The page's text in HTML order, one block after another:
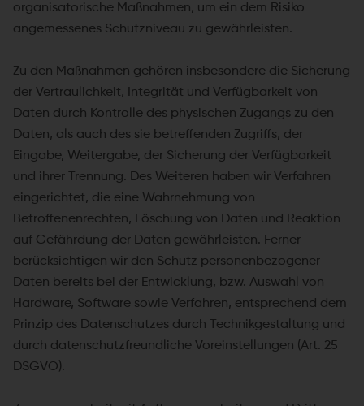
organisatorische Maßnahmen, um ein dem Risiko
angemessenes Schutzniveau zu gewährleisten.
Zu den Maßnahmen gehören insbesondere die Sicherung
der Vertraulichkeit, Integrität und Verfügbarkeit von
Daten durch Kontrolle des physischen Zugangs zu den
Daten, als auch des sie betreffenden Zugriffs, der
Eingabe, Weitergabe, der Sicherung der Verfügbarkeit
und ihrer Trennung. Des Weiteren haben wir Verfahren
eingerichtet, die eine Wahrnehmung von
Betroffenenrechten, Löschung von Daten und Reaktion
auf Gefährdung der Daten gewährleisten. Ferner
berücksichtigen wir den Schutz personenbezogener
Daten bereits bei der Entwicklung, bzw. Auswahl von
Hardware, Software sowie Verfahren, entsprechend dem
Prinzip des Datenschutzes durch Technikgestaltung und
durch datenschutzfreundliche Voreinstellungen (Art. 25
DSGVO).